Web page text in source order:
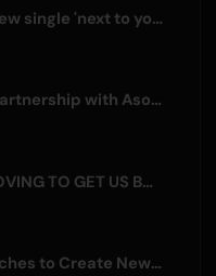
Sagiri Sol releases new single 'next to your love' after hiatus
Kizuna AI Deepens Partnership with Asobisystem Ahead of 10th Anniversary World Tour
EMNW Premieres 'LOVING TO GET US BY' Music Video on August 7
Synxro Project Launches to Create New IP from Fictional Anime Openings